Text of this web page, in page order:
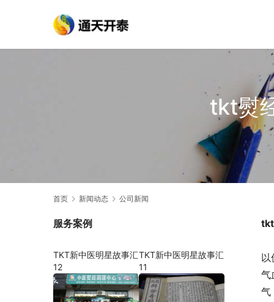
tkt熨
首页 新闻动态 公司新闻
tkt
以
气
气
服务案例
TKT新中医明星故事汇
12
TKT新中医明星故事汇
11